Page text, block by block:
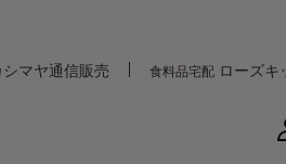
シマヤ通信販売 食料品宅配 ローズキ